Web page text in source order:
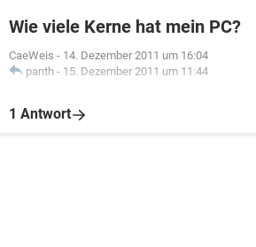
Wie viele Kerne hat mein PC?
CaeWeis - 14. Dezember 2011 um 16:04
panth - 15. Dezember 2011 um 11:44
1 Antwort